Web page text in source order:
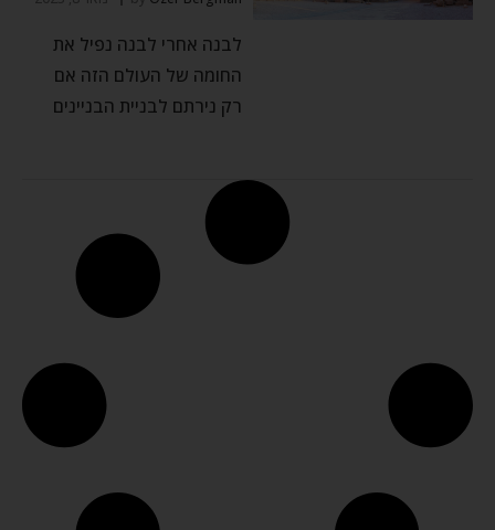
לבנה אחרי לבנה נפיל את
החומה של העולם הזה אם
רק נירתם לבניית הבניינים